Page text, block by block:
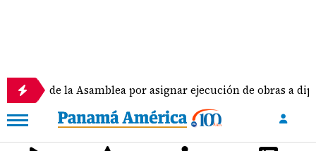
de la Asamblea por asignar ejecución de obras a